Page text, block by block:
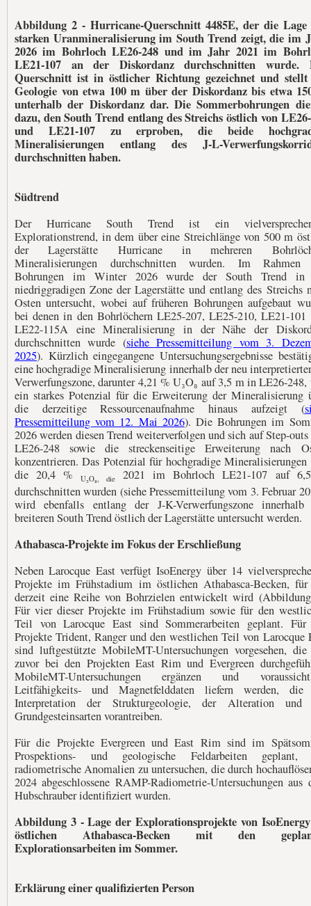
Abbildung 2 - Hurricane-Querschnitt 4485E, der die Lage
starken Uranmineralisierung im South Trend zeigt, die im
2026 im Bohrloch LE26-248 und im Jahr 2021 im
LE21-107 an der Diskordanz durchschnitten wurde.
Querschnitt ist in östlicher Richtung gezeichnet und
Geologie von etwa 100 m über der Diskordanz bis etwa
unterhalb der Diskordanz dar. Die Sommerbohrungen
dazu, den South Trend entlang des Streichs östlich von
und LE21-107 zu erproben, die beide
Mineralisierungen entlang des J-L-
durchschnitten haben.
Südtrend
Der Hurricane South Trend ist ein
Explorationstrend, in dem über eine Streichlänge von 500 m
der Lagerstätte Hurricane in mehreren
Mineralisierungen durchschnitten wurden. Im Rahmen
Bohrungen im Winter 2026 wurde der South Trend in
niedriggradigen Zone der Lagerstätte und entlang des Streichs
Osten untersucht, wobei auf früheren Bohrungen aufgebaut
bei denen in den Bohrlöchern LE25-207, LE25-210, LE21-101
LE22-115A eine Mineralisierung in der Nähe der
durchschnitten wurde (siehe Pressemitteilung vom 3.
2025). Kürzlich eingegangene Untersuchungsergebnisse
eine hochgradige Mineralisierung innerhalb der neu
Verwerfungszone, darunter 4,21 % U₃O₈ auf 3,5 m in LE26-248,
ein starkes Potenzial für die Erweiterung der Mineralisierung
die derzeitige Ressourcenaufnahme hinaus aufzeigt (
Pressemitteilung vom 12. Mai 2026). Die Bohrungen im
2026 werden diesen Trend weiterverfolgen und sich auf Step-
LE26-248 sowie die streckenseitige Erweiterung nach
konzentrieren. Das Potenzial für hochgradige
die 20,4 %U₃O₈, die
2021 im Bohrloch LE21-107 auf
durchschnitten wurden (siehe Pressemitteilung vom 3. Februar
wird ebenfalls entlang der J-K-Verwerfungszone innerhalb
breiteren South Trend östlich der Lagerstätte untersucht werden.
Athabasca-Projekte im Fokus der Erschließung
Neben Larocque East verfügt IsoEnergy über 14
Projekte im Frühstadium im östlichen Athabasca-Becken,
derzeit eine Reihe von Bohrzielen entwickelt wird
Für vier dieser Projekte im Frühstadium sowie für den
Teil von Larocque East sind Sommerarbeiten geplant.
Projekte Trident, Ranger und den westlichen Teil von Larocque
sind luftgestützte MobileMT-Untersuchungen vorgesehen,
zuvor bei den Projekten East Rim und Evergreen
MobileMT-Untersuchungen ergänzen und
Leitfähigkeits- und Magnetfelddaten liefern werden, die
Interpretation der Strukturgeologie, der Alteration und
Grundgesteinsarten vorantreiben.
Für die Projekte Evergreen und East Rim sind im
Prospektions- und geologische Feldarbeiten geplant,
radiometrische Anomalien zu untersuchen, die durch
2024 abgeschlossene RAMP-Radiometrie-Untersuchungen aus
Hubschrauber identifiziert wurden.
Abbildung 3 - Lage der Explorationsprojekte von
östlichen Athabasca-Becken mit den
Explorationsarbeiten im Sommer.
Erklärung einer qualifizierten Person